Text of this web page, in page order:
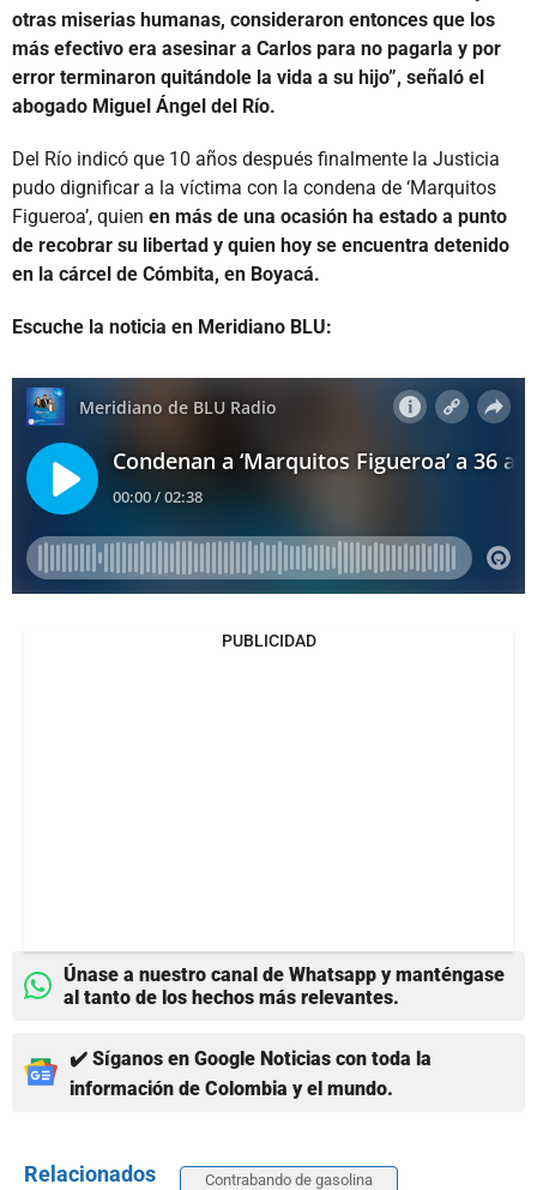
otras miserias humanas, consideraron entonces que los
más efectivo era asesinar a Carlos para no pagarla y por
error terminaron quitándole la vida a su hijo”, señaló el
abogado Miguel Ángel del Río.
Del Río indicó que 10 años después finalmente la Justicia
pudo dignificar a la víctima con la condena de ‘Marquitos
Figueroa’, quien en más de una ocasión ha estado a punto
de recobrar su libertad y quien hoy se encuentra detenido
en la cárcel de Cómbita, en Boyacá.
Escuche la noticia en Meridiano BLU:
PUBLICIDAD
Únase a nuestro canal de Whatsapp y manténgase
al tanto de los hechos más relevantes.
✔️ Síganos en Google Noticias con toda la
información de Colombia y el mundo.
Relacionados Contrabando de gasolina